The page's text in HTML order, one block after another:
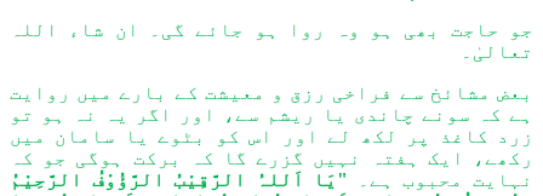
جو حاجت بھی ہو وہ روا ہو جائے گی۔ ان شاء اللہ
تعالیٰ۔
بعض مشائخ سے فراخی رزق و معیشت کے بارے میں روایت
ہے کہ سونے چاندی یا ریشم سے، اور اگر یہ نہ ہو تو
زرد کاغذ پر لکھ لے اور اس کو بٹوے یا سامان میں
رکھے، ایک ہفتہ نہیں گزرے گا کہ برکت ہوگی جو کہ
نہایت محبوب ہے۔
"یَا اَللہُ الرَّقِیْبُ الرَّؤُوْفُ الرَّحِیْمُ